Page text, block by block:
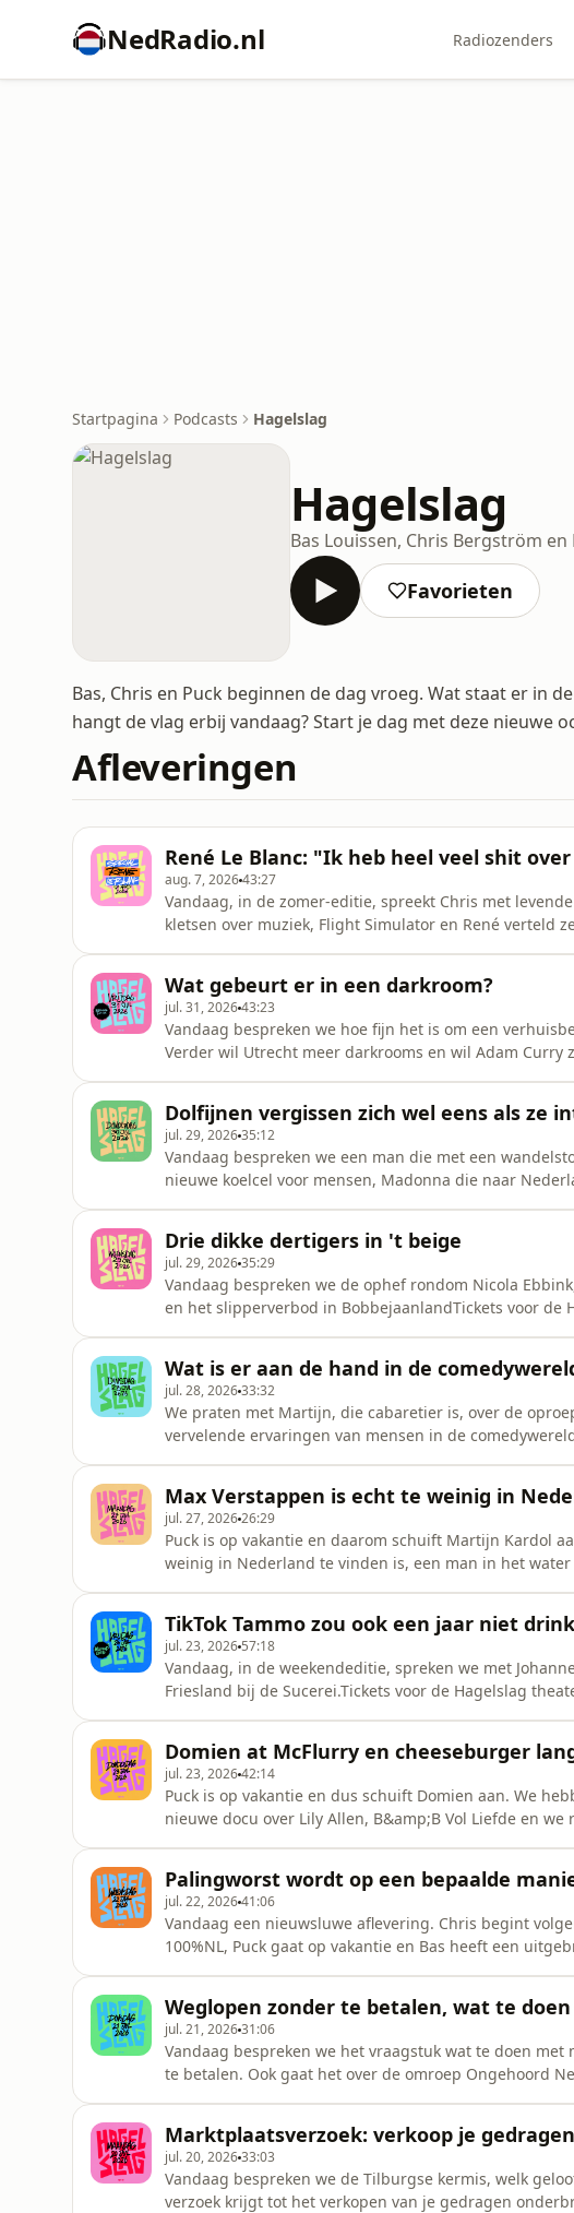
NedRadio.nl Radiozenders
Startpagina Podcasts Hagelslag
Hagelslag
Bas Louissen, Chris Bergström
Favorieten
Bas, Chris en Puck beginnen de dag vroeg. Wat staat er in
hangt de vlag erbij vandaag? Start je dag met deze nieuwe
Afleveringen
René Le Blanc: "Ik heb heel veel shit
aug. 7, 202643:27
Vandaag, in de zomer-editie, spreekt Chris met
kletsen over muziek, Flight Simulator en René verteld
whatsappgroepVolg on
Wat gebeurt er in een darkroom?
jul. 31, 202643:23
Vandaag bespreken we hoe fijn het is om een
Verder wil Utrecht meer darkrooms en wil Adam
voor meer informatie over
Dolfijnen vergissen zich wel eens als ze
jul. 29, 202635:12
Vandaag bespreken we een man die met een
nieuwe koelcel voor mensen, Madonna die naar
0629824695Wees welkom
Drie dikke dertigers in 't beige
jul. 29, 202635:29
Vandaag bespreken we de ophef rondom Nicola
en het slipperverbod in BobbejaanlandTickets voor de
op InstagramWil je adverteren in deze
Wat is er aan de hand in de
jul. 28, 202633:32
We praten met Martijn, die cabaretier is, over de
vervelende ervaringen van mensen in de
| Deventer | Amsterdam | T
Max Verstappen is echt te weinig in
jul. 27, 202626:29
Puck is op vakantie en daarom schuift Martijn Kardol
weinig in Nederland te vinden is, een man in het
0629824695Wees welkom
TikTok Tammo zou ook een jaar niet
jul. 23, 2026 57:18
Vandaag, in de weekendeditie, spreken we met
Friesland bij de Sucerei.Tickets voor de Hagelslag
adverteren in deze podca
Domien at McFlurry en cheeseburger
jul. 23, 202642:14
Puck is op vakantie en dus schuift Domien aan. We
nieuwe docu over Lily Allen, B&amp;B Vol Liefde en
kwestie via 0629824695Wees welkom in
Palingworst wordt op een bepaalde
jul. 22, 202641:06
Vandaag een nieuwsluwe aflevering. Chris begint
100%NL, Puck gaat op vakantie en Bas heeft een
whatsappgroepVolg ons op Inst
Weglopen zonder te betalen, wat te
jul. 21, 202631:06
Vandaag bespreken we het vraagstuk wat te doen
te betalen. Ook gaat het over de omroep Ongehoord
onze whatsappgroepVolg on
Marktplaatsverzoek: verkoop je
jul. 20, 202633:03
Vandaag bespreken we de Tilburgse kermis, welk
verzoek krijgt tot het verkopen van je gedragen